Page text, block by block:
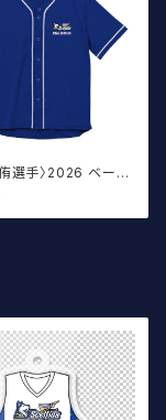
選手〉2026 ベース